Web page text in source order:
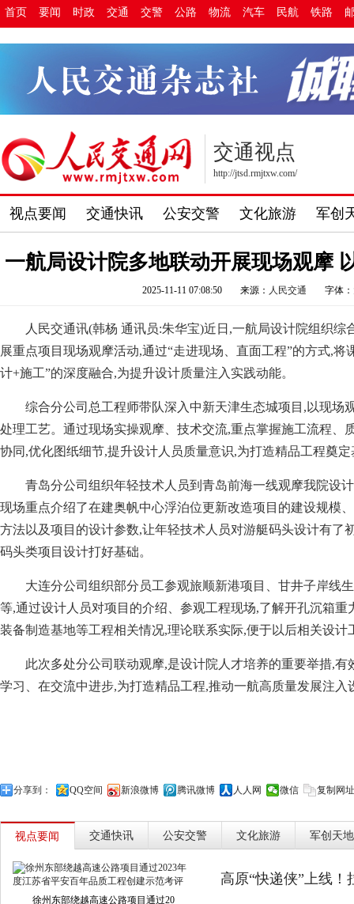
首页 要闻 时政 交通 交警 公路 物流 汽车 民航 铁路
交通视点
http://jtsd.rmjtxw.com/
视点要闻 交通快讯 公安交警 文化旅游 军创
一航局设计院多地联动开展现场观摩
2025-11-11 07:08:50 来源： 人民交通 字体：
人民交通讯(韩杨 通讯员:朱华宝)近日,一航局设计院组织综
展重点项目现场观摩活动,通过“走进现场、直面工程”的方式,将
计+施工”的深度融合,为提升设计质量注入实践动能。
综合分公司总工程师带队深入中新天津生态城项目,以现场
处理工艺。通过现场实操观摩、技术交流,重点掌握施工流程、
协同,优化图纸细节,提升设计人员质量意识,为打造精品工程奠定
青岛分公司组织年轻技术人员到青岛前海一线观摩我院设
现场重点介绍了在建奥帆中心浮泊位更新改造项目的建设规模
方法以及项目的设计参数,让年轻技术人员对游艇码头设计有了
码头类项目设计打好基础。
大连分公司组织部分员工参观旅顺新港项目、甘井子岸线
等,通过设计人员对项目的介绍、参观工程现场,了解开孔沉箱重
装备制造基地等工程相关情况,理论联系实际,便于以后相关设计
此次多处分公司联动观摩,是设计院人才培养的重要举措,
学习、在交流中进步,为打造精品工程,推动一航高质量发展注入
分享到： QQ空间 新浪微博 腾讯微博 人人网 微信 复制网址
视点要闻 交通快讯 公安交警 文化旅游 军创天地
徐州东部绕越高速公路项目通过20
高原“快递侠”上线！